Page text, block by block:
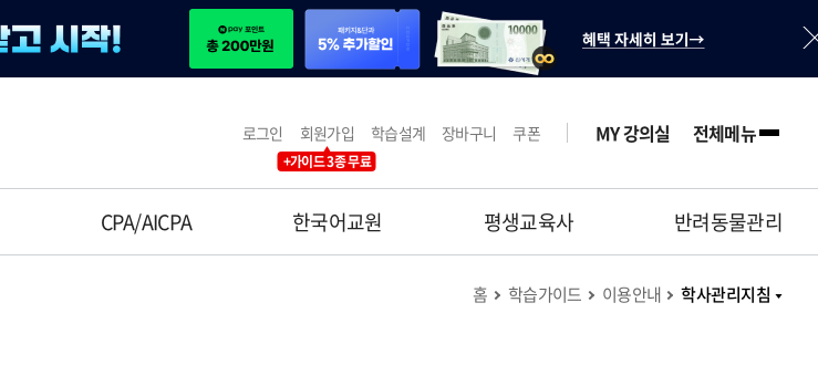
로그인 회원가입
+가이드 3종 무료
학습설계 장바구니 쿠폰 MY 강의실 전체메뉴
CPA/AICPA 한국어교원 평생교육사 반려동물관리
홈 학습가이드 이용안내 학사관리지침